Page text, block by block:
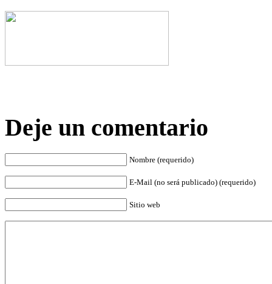
Deje un comentario
Nombre (requerido)
E-Mail (no será publicado) (requerido)
Sitio web